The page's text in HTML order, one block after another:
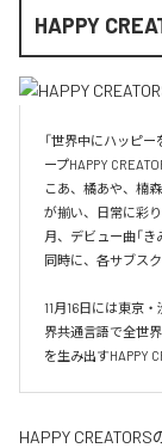
HAPPY
「世界中にハッピ
ープHAPPY
こあ、橘あや、楠
が揃い、日常に彩
月、デビュー曲「
同時に、各サブス
11月16日には東京
界共通言語で全世
を生み出すHAPPY
HAPPY CREATORS